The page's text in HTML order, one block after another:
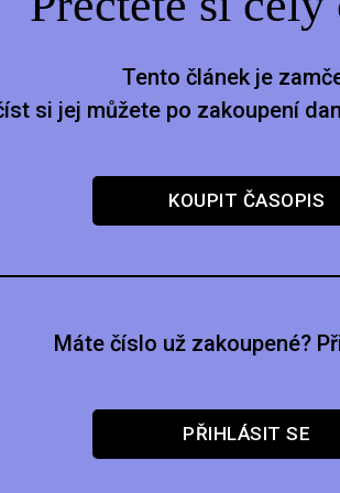
Tento článek je
si jej můžete po zakoupení
KOUPIT ČASOPIS
Máte číslo už zakoupené?
PŘIHLÁSIT SE